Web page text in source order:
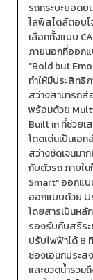
รถกระบะยอดย
ไลฟ์สไตล์ตอบโ
เลือกทั้งแบบ
ภายนอกที่ออก
"Bold but
ทำให้มีประสิทธิ
สว่างสามารถส่
พร้อมด้วย
Built in ที่ช่วยเ
โดดเด่นเป็นเอ
สว่างชัดเจนมา
กับตัวรถ ภายใ
Smart" ออกแบ
ออกแบบด้วย
โดยสารเป็นหลั
รองรับกับสรีร
ปรับไฟฟ้าได้ 8
ช่องเอนกประส
และขวดน้ำรวม